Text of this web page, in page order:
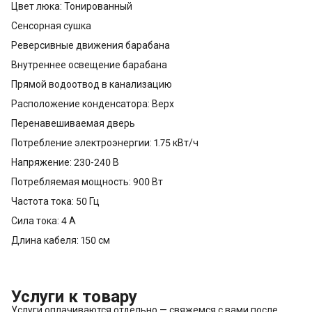
Цвет люка: Тонированный
Сенсорная сушка
Реверсивные движения барабана
Внутреннее освещение барабана
Прямой водоотвод в канализацию
Расположение конденсатора: Верх
Перенавешиваемая дверь
Потребление электроэнергии: 1.75 кВт/ч
Напряжение: 230-240 В
Потребляемая мощность: 900 Вт
Частота тока: 50 Гц
Сила тока: 4 А
Длина кабеля: 150 см
Услуги к товару